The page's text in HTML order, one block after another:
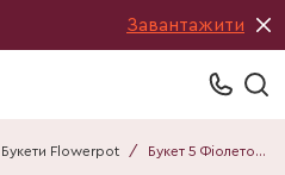
Завантажити
Букети Flowerpot / Букет 5 Фіолетових Гортезій F646